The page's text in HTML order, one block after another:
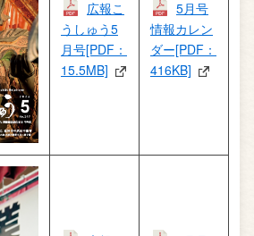
広報こ
うしゅう5
月号[PDF：
15.5MB]
5月号
情報カレン
ダー[PDF：
416KB]